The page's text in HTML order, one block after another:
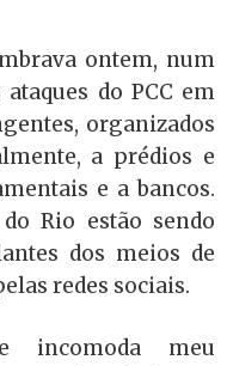
ontem, num
do PCC em
organizados
a prédios e
e a bancos.
Rio estão sendo
dos meios de
redes sociais.
incomoda meu